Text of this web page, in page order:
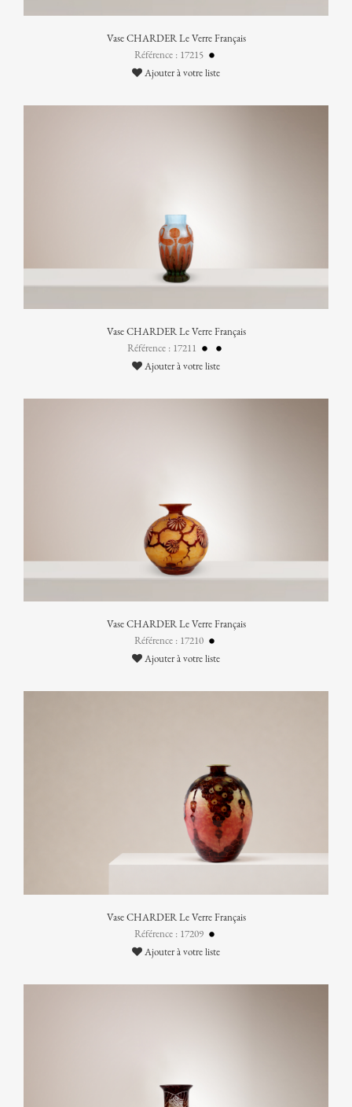
Vase CHARDER Le Verre Français
Référence : 17215
Ajouter à votre liste
Vase CHARDER Le Verre Français
Référence : 17211
Ajouter à votre liste
Vase CHARDER Le Verre Français
Référence : 17210
Ajouter à votre liste
Vase CHARDER Le Verre Français
Référence : 17209
Ajouter à votre liste